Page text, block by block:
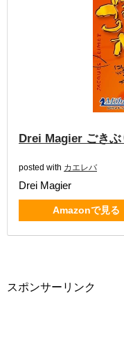
Drei Magier ごきぶ
posted with カエレバ
Drei Magier
Amazonで見る
スポンサーリンク